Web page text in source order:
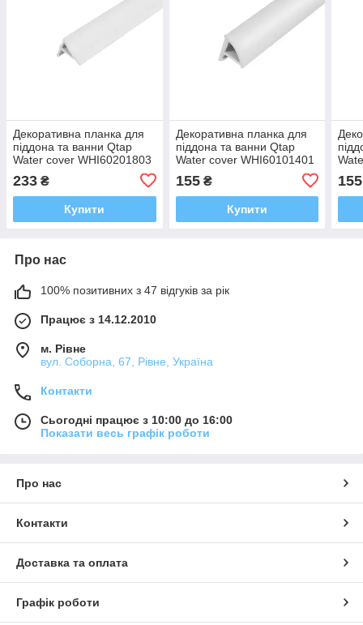
Декоративна планка для
піддона та ванни Qtap
Water cover WHI60201803
233 ₴
Купити
Декоративна планка для
піддона та ванни Qtap
Water cover WHI60101401
155₴
Купити
155
Про нас
100% позитивних з 47 відгуків за рік
Працює з 14.12.2010
м. Рівне
вул. Соборна, 67, Рівне, Україна
Контакти
Сьогодні працює з 10:00 до 16:00
Показати весь графік роботи
Про нас
Контакти
Доставка та оплата
Графік роботи